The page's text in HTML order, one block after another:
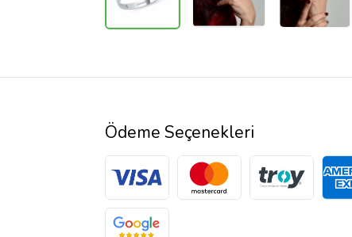
Ödeme Seçenekleri